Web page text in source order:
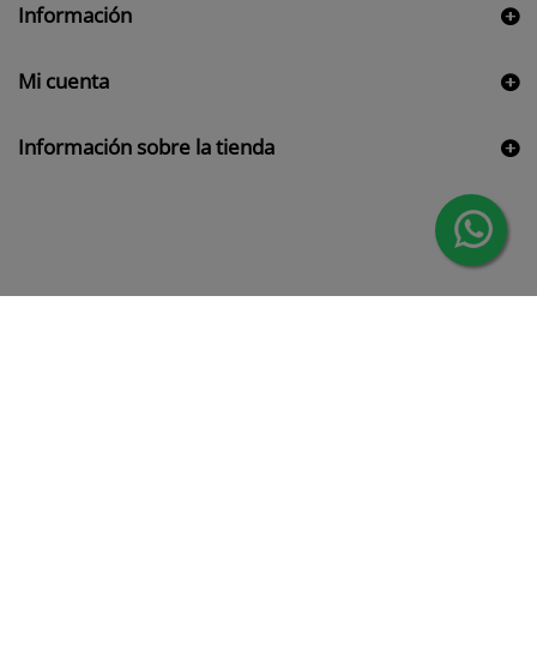
Información
Mi cuenta
Información sobre la tienda